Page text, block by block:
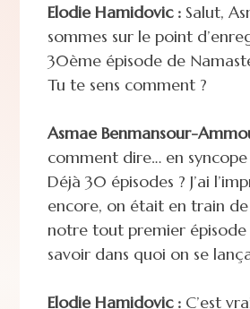
Elodie Hamidovic :Salut,
sommes sur le point
30ème épisode de
Tu te sens comment ?
Asmae Benmansour-
comment dire… en syncope
Déjà 30 épisodes ? J’ai
encore, on était en train
notre tout premier épisode
savoir dans quoi on se
Elodie Hamidovic :C’est